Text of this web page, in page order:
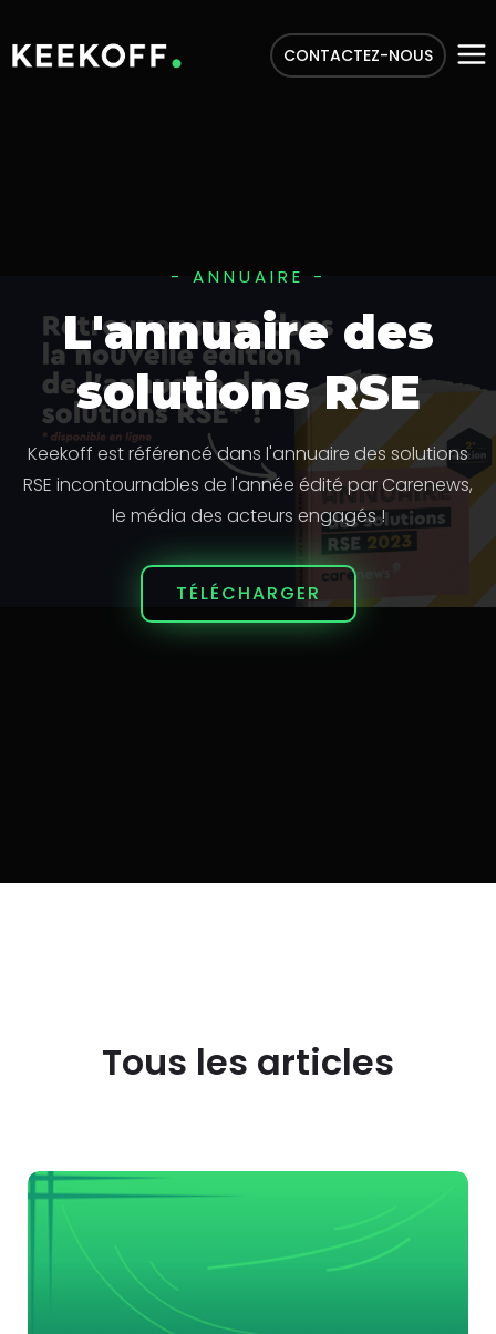
CONTACTEZ-NOUS
- ANNUAIRE -
L'annuaire des
solutions RSE
Keekoff est référencé dans l'annuaire des solutions
RSE incontournables de l'année édité par Carenews,
le média des acteurs engagés !
TÉLÉCHARGER
Tous les articles